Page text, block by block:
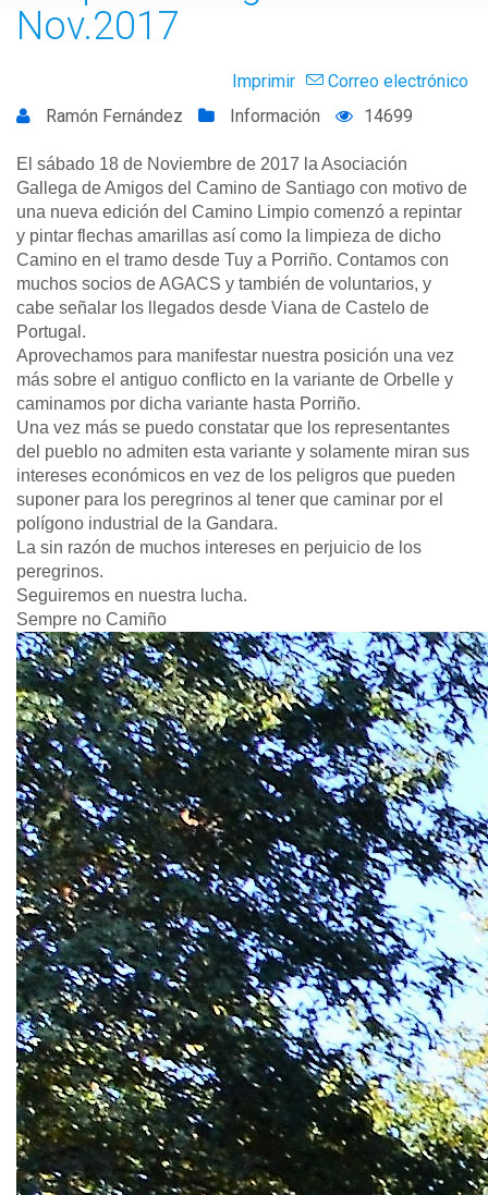
Nov.2017
Imprimir
Correo electrónico
Ramón Fernández
Información 14699
El sábado 18 de Noviembre de 2017 la Asociación
Gallega de Amigos del Camino de Santiago con motivo de
una nueva edición del Camino Limpio comenzó a repintar
y pintar flechas amarillas así como la limpieza de dicho
Camino en el tramo desde Tuy a Porriño. Contamos con
muchos socios de AGACS y también de voluntarios, y
cabe señalar los llegados desde Viana de Castelo de
Portugal.
Aprovechamos para manifestar nuestra posición una vez
más sobre el antiguo conflicto en la variante de Orbelle y
caminamos por dicha variante hasta Porriño.
Una vez más se puedo constatar que los representantes
del pueblo no admiten esta variante y solamente miran sus
intereses económicos en vez de los peligros que pueden
suponer para los peregrinos al tener que caminar por el
polígono industrial de la Gandara.
La sin razón de muchos intereses en perjuicio de los
peregrinos.
Seguiremos en nuestra lucha.
Sempre no Camiño